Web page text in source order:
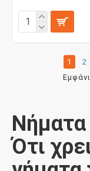
1 2
Νήματα
Ότι